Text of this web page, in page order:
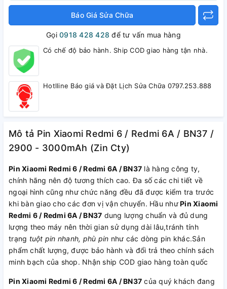
Báo Giá Sửa Chữa
Gọi0918 428 428 để tư vấn mua hàng
Có chế độ bảo hành. Ship COD giao hàng tận nhà.
Hotlline Báo giá và Đặt Lịch Sửa Chữa 0797.253.888
Mô tả Pin Xiaomi Redmi 6 / Redmi 6A / BN37 /
2900 - 3000mAh (Zin Cty)
Pin Xiaomi Redmi 6 / Redmi 6A / BN37 là hàng công ty,
chính hãng nên độ tương thích cao. Đa số các chi tiết về
ngoại hình cũng như chức năng đều đã được kiểm tra trước
khi bàn giao cho các đơn vị vận chuyển. Hầu nhưPin Xiaomi
Redmi 6 / Redmi 6A / BN37 dung lượng chuẩn và đủ dung
lượng theo máy nên thời gian sử dụng dài lâu,tránh tính
trạng tuột pin nhanh, phù pin như các dòng pin khác.Sản
phẩm chất lượng, được bảo hành và đổi trả theo chính sách
minh bạch của shop. Nhận ship COD giao hàng toàn quốc
Pin Xiaomi Redmi 6 / Redmi 6A / BN37 của quý khách đang